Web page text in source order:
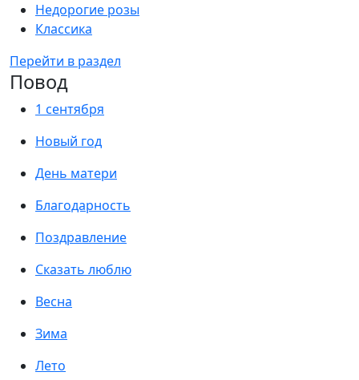
Недорогие розы
Классика
Перейти в раздел
Повод
1 сентября
Новый год
День матери
Благодарность
Поздравление
Сказать люблю
Весна
Зима
Лето